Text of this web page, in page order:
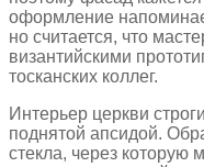
оформление
но считается, что
византийскими
тосканских коллег.
Интерьер церкви
поднятой апсидой.
стекла, через которую